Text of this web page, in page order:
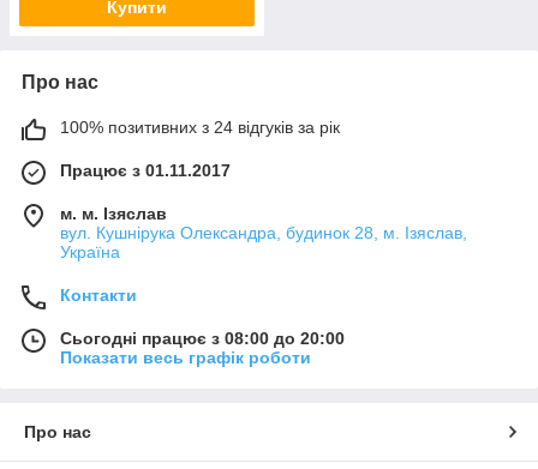
Купити
Про нас
100% позитивних з 24 відгуків за рік
Працює з 01.11.2017
м. м. Ізяслав
вул. Кушнірука Олександра, будинок 28, м. Ізяслав,
Україна
Контакти
Сьогодні працює з 08:00 до 20:00
Показати весь графік роботи
Про нас